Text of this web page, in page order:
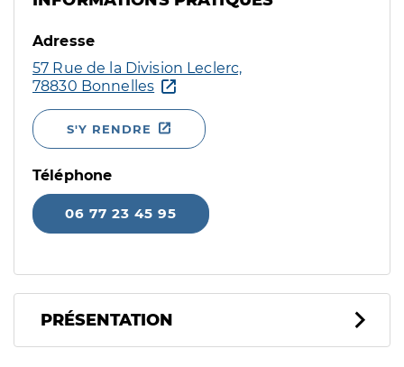
Adresse
57 Rue de la Division Leclerc,
78830 Bonnelles
S'Y RENDRE
Téléphone
06 77 23 45 95
PRÉSENTATION